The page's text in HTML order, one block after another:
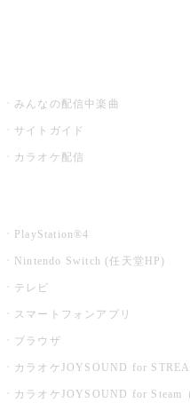
みんなの配信中楽曲
サイトガイド
カラオケ配信
PlayStation®4
Nintendo Switch (任天堂HP)
テレビ
スマートフォンアプリ
ブラウザ
カラオケJOYSOUND for
カラオケJOYSOUND for Steam